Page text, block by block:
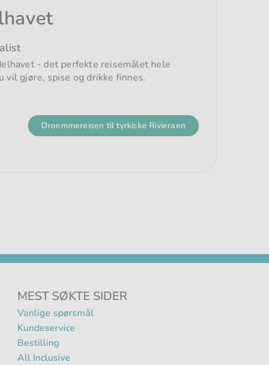
- det perfekte reisemålet hele
gjøre, spise og drikke finnes.
Droemmereisen til tyrkiske Rivieraen
MEST SØKTE SIDER
Vanlige spørsmål
Kundeservice
Bestilling
All Inclusive